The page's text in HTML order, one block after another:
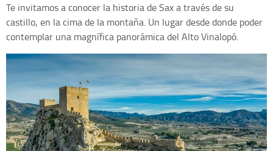
Te invitamos a conocer la historia de Sax a través de su
castillo, en la cima de la montaña. Un lugar desde donde poder
contemplar una magnífica panorámica del Alto Vinalopó.